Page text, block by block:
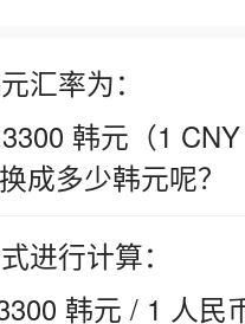
汇率为：
韩元（1
成多少韩元呢？
进行计算：
韩元 / 1 人民